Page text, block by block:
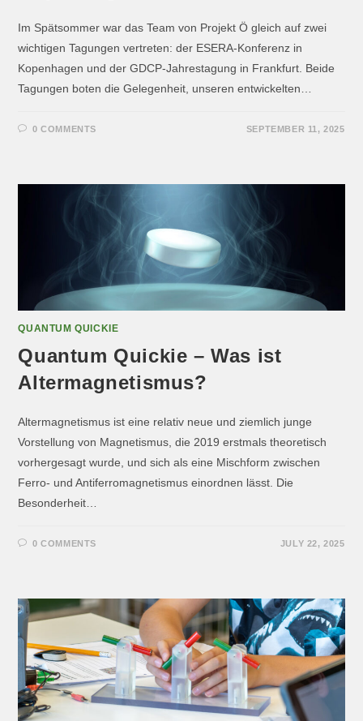
Im Spätsommer war das Team von Projekt Ö gleich auf zwei
wichtigen Tagungen vertreten: der ESERA-Konferenz in
Kopenhagen und der GDCP-Jahrestagung in Frankfurt. Beide
Tagungen boten die Gelegenheit, unseren entwickelten…
0 COMMENTS SEPTEMBER 11, 2025
QUANTUM QUICKIE
Quantum Quickie – Was ist
Altermagnetismus?
Altermagnetismus ist eine relativ neue und ziemlich junge
Vorstellung von Magnetismus, die 2019 erstmals theoretisch
vorhergesagt wurde, und sich als eine Mischform zwischen
Ferro- und Antiferromagnetismus einordnen lässt. Die
Besonderheit…
0 COMMENTS JULY 22, 2025